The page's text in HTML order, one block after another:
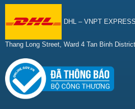
DHL – VNPT
Thang Long Street, Ward 4 Tan Binh